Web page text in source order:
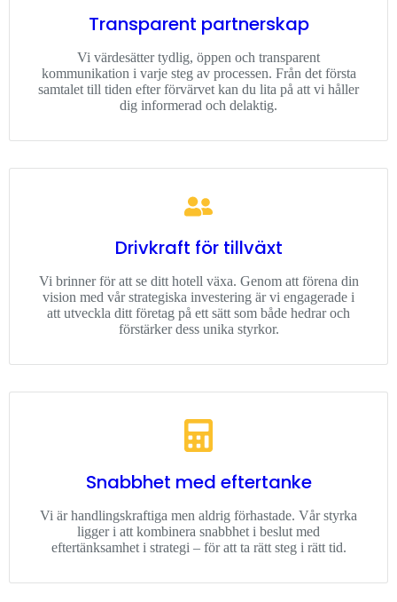
Transparent partnerskap
Vi värdesätter tydlig, öppen och transparent
kommunikation i varje steg av processen. Från det första
samtalet till tiden efter förvärvet kan du lita på att vi håller
dig informerad och delaktig.
Drivkraft för tillväxt
Vi brinner för att se ditt hotell växa. Genom att förena din
vision med vår strategiska investering är vi engagerade i
att utveckla ditt företag på ett sätt som både hedrar och
förstärker dess unika styrkor.
Snabbhet med eftertanke
Vi är handlingskraftiga men aldrig förhastade. Vår styrka
ligger i att kombinera snabbhet i beslut med
eftertänksamhet i strategi – för att ta rätt steg i rätt tid.